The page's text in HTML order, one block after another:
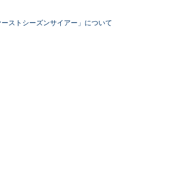
ストシーズンサイアー」について